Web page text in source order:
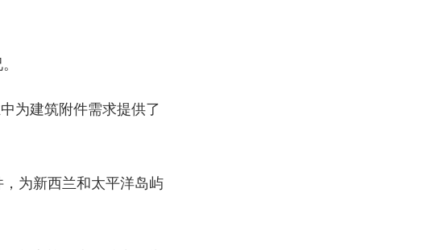
为建筑附件需求提供了
，为新西兰和太平洋岛屿